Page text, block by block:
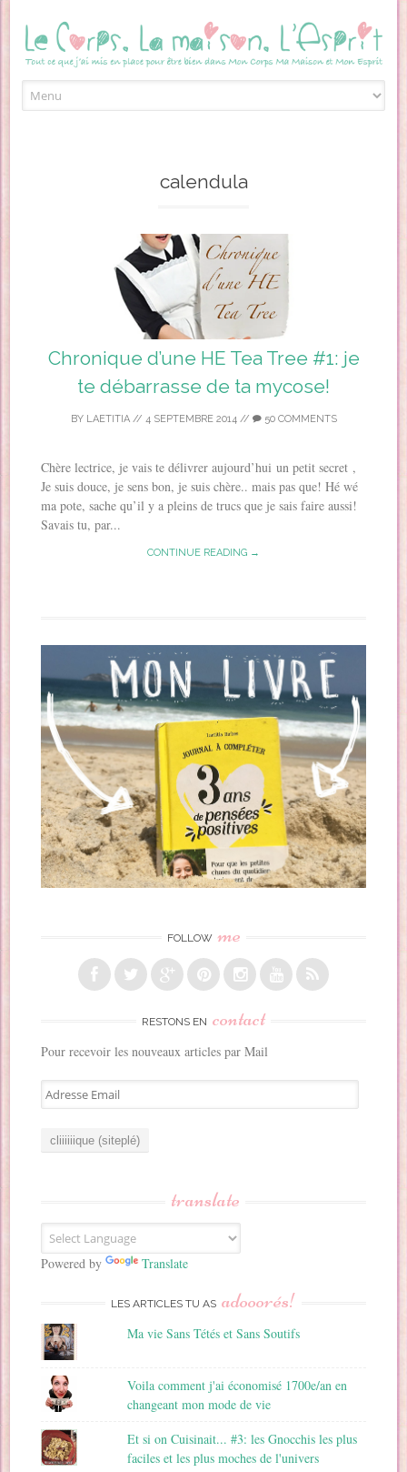
calendula
Chronique d’une HE Tea Tree #1: je
te débarrasse de ta mycose!
BY LAETITIA// 4 SEPTEMBRE 2014 // 50 COMMENTS
Chère lectrice, je vais te délivrer aujourd’hui un petit secret ,
Je suis douce, je sens bon, je suis chère.. mais pas que! Hé wé
ma pote, sache qu’il y a pleins de trucs que je sais faire aussi!
Savais tu, par...
CONTINUE READING →
FOLLOW me
RESTONS EN contact
Pour recevoir les nouveaux articles par Mail
A
d
E
m
a
translate
Powered by Translate
LES ARTICLES TU AS adooorés!
Ma vie Sans Tétés et Sans Soutifs
Voila comment j'ai économisé 1700e/an en
changeant mon mode de vie
Et si on Cuisinait... #3: les Gnocchis les plus
faciles et les plus moches de l'univers